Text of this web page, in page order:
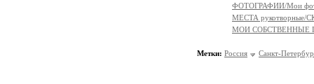
ФОТОГРАФИИ/Мои
МЕСТА
МОИ СОБСТВЕННЫЕ
Метки: Россия Санкт-